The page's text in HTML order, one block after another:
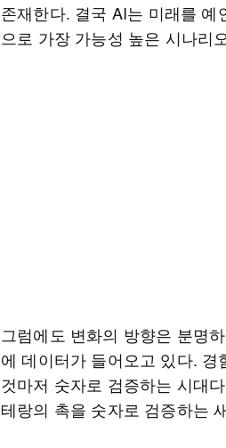
존재한다. 결국 AI는 미래를
으로 가장 가능성 높은 시나리
그럼에도 변화의 방향은 분명
에 데이터가 들어오고 있다.
것마저 숫자로 검증하는 시대
테랑의 촉을 숫자로 검증하는